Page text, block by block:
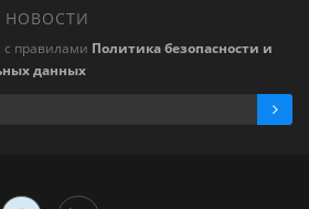
с правилами Политика безопасности и
данных